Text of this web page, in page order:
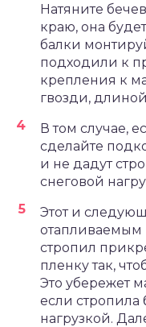
Натяните
краю, она
балки
подходили к
крепления к
гвозди, длиной
В том случае,
сделайте
и не дадут
снеговой
Этот и
отапливаемым
стропил
пленку так,
Это убережет
если стропила
нагрузкой.